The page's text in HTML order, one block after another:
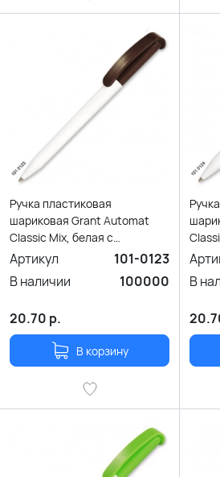
Ручка пластиковая
шариковая Grant Automat
Classic Mix, белая с
коричневым
Артикул
101-0123
В наличии
100000
20.70 р.
В корзину
В